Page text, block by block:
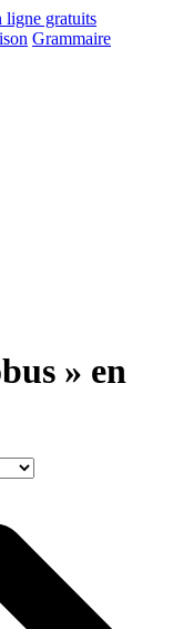
Grammaire
» en